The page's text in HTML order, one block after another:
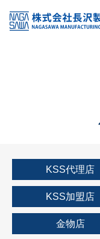
KSS加盟店・取扱店情
店舗一覧
KSS代理店
KSS加盟店
金物店